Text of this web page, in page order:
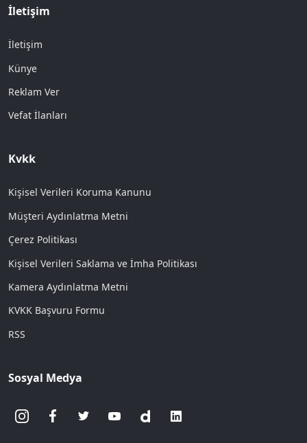
İletişim
İletişim
Künye
Reklam Ver
Vefat İlanları
Kvkk
Kişisel Verileri Koruma Kanunu
Müşteri Aydınlatma Metni
Çerez Politikası
Kişisel Verileri Saklama ve İmha Politikası
Kamera Aydınlatma Metni
KVKK Başvuru Formu
RSS
Sosyal Medya